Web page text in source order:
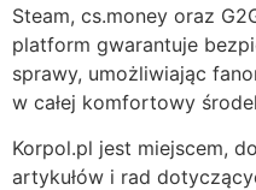
Steam, cs.money oraz
platform gwarantuje
sprawy, umożliwiając
w całej komfortowy
Korpol.pl jest miejscem,
artykułów i rad